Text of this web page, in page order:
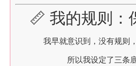
📏 我的规则：
我早就意识到，没有规则
所以我设定了三条